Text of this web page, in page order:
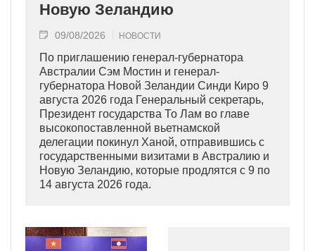
Новую Зеландию
09/08/2026 НОВОСТИ
По приглашению генерал-губернатора
Австралии Сэм Мостин и генерал-
губернатора Новой Зеландии Синди Киро 9
августа 2026 года Генеральный секретарь,
Президент государства То Лам во главе
высокопоставленной вьетнамской
делегации покинул Ханой, отправившись с
государственными визитами в Австралию и
Новую Зеландию, которые продлятся с 9 по
14 августа 2026 года.